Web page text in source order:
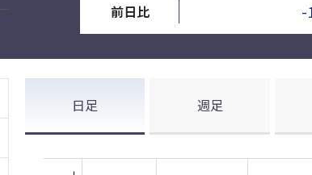
前日比 -
日足 週足